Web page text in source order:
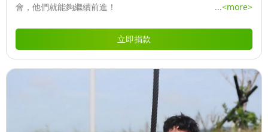
會，他們就能夠繼續前進！
...<more>
立即捐款